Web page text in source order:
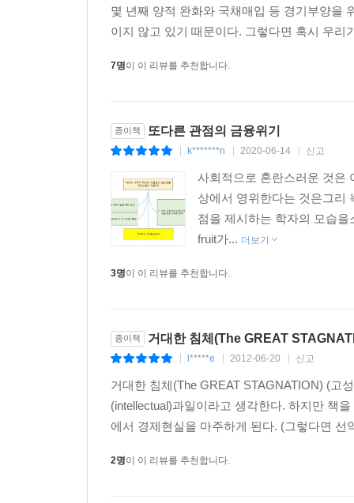
“경제학자들이 지금 가장 많이 언급하는 책 가운데
“요즘 워싱턴이 주목하는 책은 《거대한 침체
담고 있다. 참으로 훌륭한 책이다.”
- 브링크 린제이, 포브스닷컴
“타일러 코웬의 책은 마케팅 분야에서 쿠데타를
스콧 섬너, 머니일루션닷컴
몇 년째 양적 완화와 국채매입 등 경기부양을
이지 않고 있기 때문이다. 그렇다면 혹시 우
7명이 이 리뷰를 추천합니다.
종이책 또다른 관점의 금융위기
k*******n 2020-06-14 신고
사회적으로 혼란스러운 것은
상에서 영위한다는 것은그리
점을 제시하는 학자의 모습
fruit가... 더보기
3명이 이 리뷰를 추천합니다.
종이책 거대한 침체(The GREAT
l*****e 2012-06-20 신고
거대한 침체(The GREAT STAGNATION) (고
(intellectual)과일이라고 생각한다. 하지만 책
에서 경제현실을 마주하게 된다. (그렇다면
2명이 이 리뷰를 추천합니다.